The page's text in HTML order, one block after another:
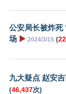
公安局长被炸死
场 ▶️ 2024/3/15 (
九大疑点 赵安
(46,437次)